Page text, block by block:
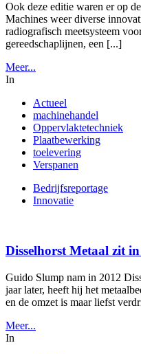
Ook deze editie waren er op
Machines weer diverse
radiografisch meetsysteem
gereedschaplijnen, een [...]
Meer...
In
Actueel
machinehandel
Oppervlaktetechniek
Plaatbewerking
toelevering
Verspanen
Bedrijfsreportage
Innovatie
Disselhorst Metaal zit
Guido Slump nam in 2012
jaar later, heeft hij het
en de omzet is maar liefst
Meer...
In